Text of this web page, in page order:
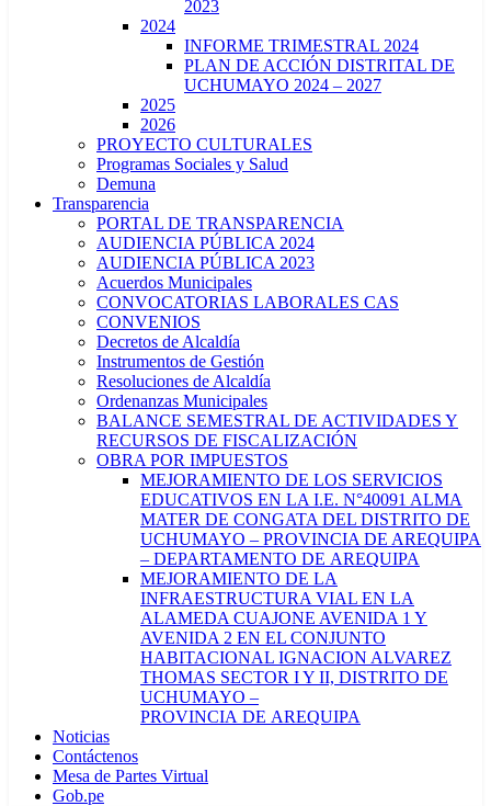
2023
2024
INFORME TRIMESTRAL 2024
PLAN DE ACCIÓN DISTRITAL DE
UCHUMAYO 2024 – 2027
2025
2026
PROYECTO CULTURALES
Programas Sociales y Salud
Demuna
Transparencia
PORTAL DE TRANSPARENCIA
AUDIENCIA PÚBLICA 2024
AUDIENCIA PÚBLICA 2023
Acuerdos Municipales
CONVOCATORIAS LABORALES CAS
CONVENIOS
Decretos de Alcaldía
Instrumentos de Gestión
Resoluciones de Alcaldía
Ordenanzas Municipales
BALANCE SEMESTRAL DE ACTIVIDADES Y
RECURSOS DE FISCALIZACIÓN
OBRA POR IMPUESTOS
MEJORAMIENTO DE LOS SERVICIOS
EDUCATIVOS EN LA I.E. N°40091 ALMA
MATER DE CONGATA DEL DISTRITO DE
UCHUMAYO – PROVINCIA DE AREQUIPA
– DEPARTAMENTO DE AREQUIPA
MEJORAMIENTO DE LA
INFRAESTRUCTURA VIAL EN LA
ALAMEDA CUAJONE AVENIDA 1 Y
AVENIDA 2 EN EL CONJUNTO
HABITACIONAL IGNACION ALVAREZ
THOMAS SECTOR I Y II, DISTRITO DE
UCHUMAYO –
PROVINCIA DE AREQUIPA
Noticias
Contáctenos
Mesa de Partes Virtual
Gob.pe